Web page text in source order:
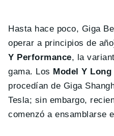
Hasta hace poco, Giga
operar a principios de
Y Performance, la
gama. Los Model Y Long
procedían de Giga
Tesla; sin embargo,
comenzó a ensamblarse